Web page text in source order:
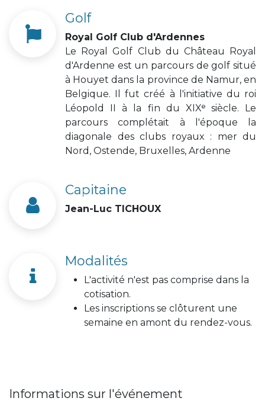
Golf
Royal Golf Club d'Ardennes
Le Royal Golf Club du Château Royal
d'Ardenne est un parcours de golf situé
à Houyet dans la province de Namur, en
Belgique. Il fut créé à l'initiative du roi
Léopold II à la fin du XIXᵉ siècle. Le
parcours complétait à l'époque la
diagonale des clubs royaux : mer du
Nord, Ostende, Bruxelles, Ardenne
Capitaine
Jean-Luc TICHOUX
Modalités
L'activité n'est pas comprise dans la
cotisation.
Les inscriptions se clôturent une
semaine en amont du rendez-vous.
Informations sur l'événement